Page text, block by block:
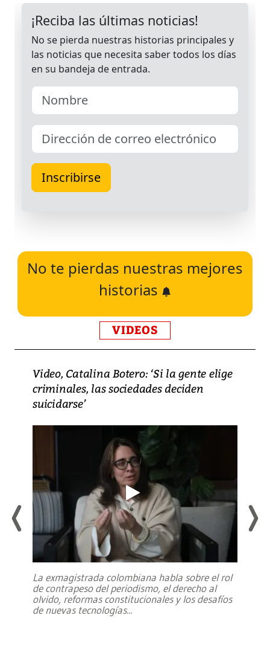
No te pierdas nuestras mejores
historias
VIDEOS
Video, Catalina Botero: ‘Si la gente elige
criminales, las sociedades deciden
suicidarse’
La exmagistrada colombiana habla sobre el rol
de contrapeso del periodismo, el derecho al
olvido, reformas constitucionales y los desafíos
de nuevas tecnologías...